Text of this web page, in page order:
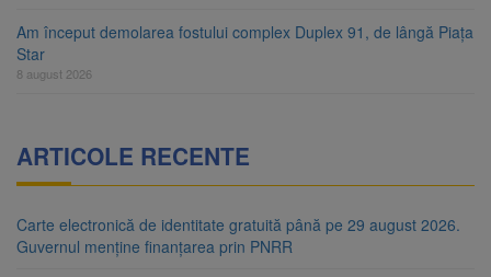
Am început demolarea fostului complex Duplex 91, de lângă Piața
Star
8 august 2026
ARTICOLE RECENTE
Carte electronică de identitate gratuită până pe 29 august 2026.
Guvernul menține finanțarea prin PNRR